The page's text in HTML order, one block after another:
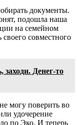
документы.
подошла наша
на семейном
совместного
заходи. Денег-то
могу поверить во
удочерение
по Эко. И теперь